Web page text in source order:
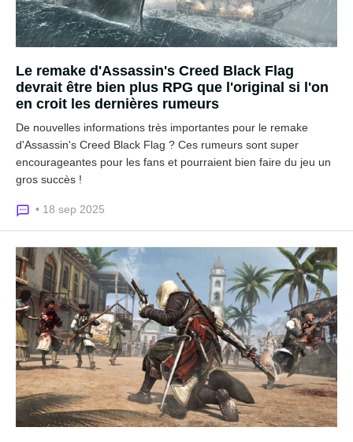
Le remake d'Assassin's Creed Black Flag
devrait être bien plus RPG que l'original si l'on
en croit les dernières rumeurs
De nouvelles informations très importantes pour le remake
d'Assassin's Creed Black Flag ? Ces rumeurs sont super
encourageantes pour les fans et pourraient bien faire du jeu un
gros succès !
• 18 sep 2025